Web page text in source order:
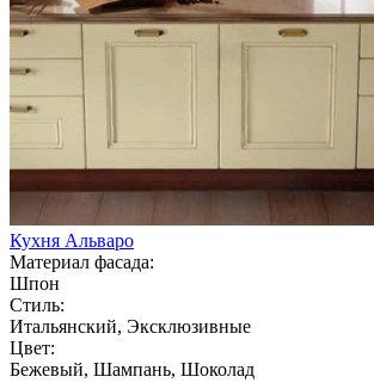
Кухня Альваро
Материал фасада:
Шпон
Стиль:
Итальянский, Эксклюзивные
Цвет:
Бежевый, Шампань, Шоколад